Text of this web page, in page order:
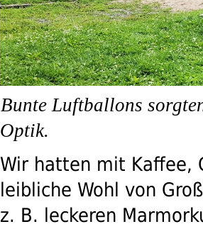
Bunte Luftballons
Optik.
Wir hatten mit Kaffee,
leibliche Wohl von
z. B. leckeren